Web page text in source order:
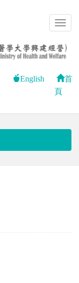
English
首
頁